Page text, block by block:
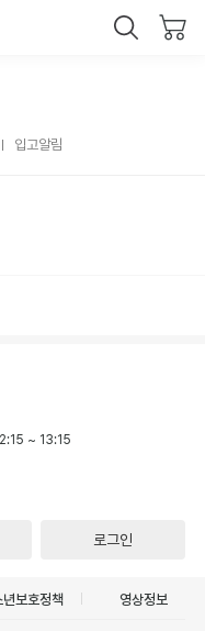
입고알림
~ 13:15
로그인
년보호정책 영상정보